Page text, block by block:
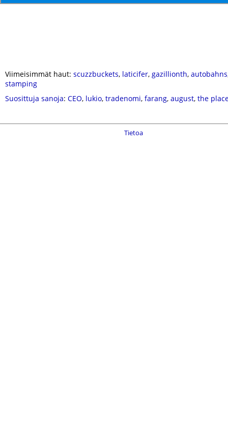
Viimeisimmät haut: scuzzbuckets, laticifer, gazillionth, autobahns
stamping
Suosittuja sanoja: CEO, lukio, tradenomi, farang, august, the
Tietoa